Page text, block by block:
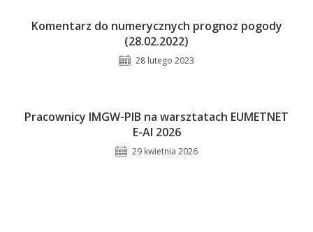
Komentarz do numerycznych prognoz pogody
(28.02.2022)
28 lutego 2023
Pracownicy IMGW-PIB na warsztatach EUMETNET
E-AI 2026
29 kwietnia 2026